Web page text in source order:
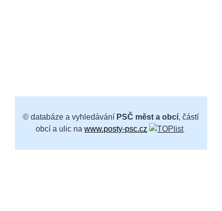
© databáze a vyhledávání PSČ měst a obcí, částí
obcí a ulic nawww.posty-psc.cz